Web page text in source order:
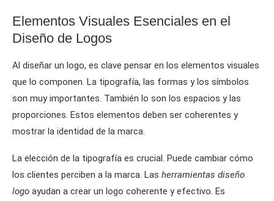
Elementos Visuales Esenciales en el
Diseño de Logos
Al diseñar un logo, es clave pensar en los elementos visuales
que lo componen. La tipografía, las formas y los símbolos
son muy importantes. También lo son los espacios y las
proporciones. Estos elementos deben ser coherentes y
mostrar la identidad de la marca.
La elección de la tipografía es crucial. Puede cambiar cómo
los clientes perciben a la marca. Las herramientas diseño
logo ayudan a crear un logo coherente y efectivo. Es